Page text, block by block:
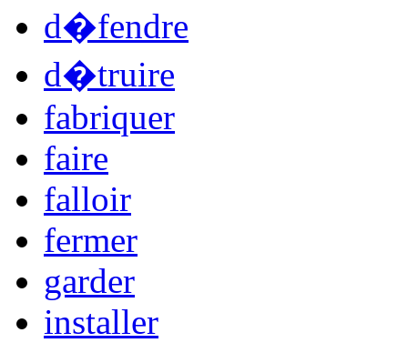
d�fendre
d�truire
fabriquer
faire
falloir
fermer
garder
installer